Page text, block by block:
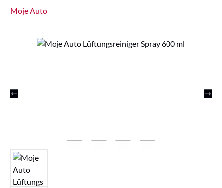
Moje Auto
Bildergalerie überspringen